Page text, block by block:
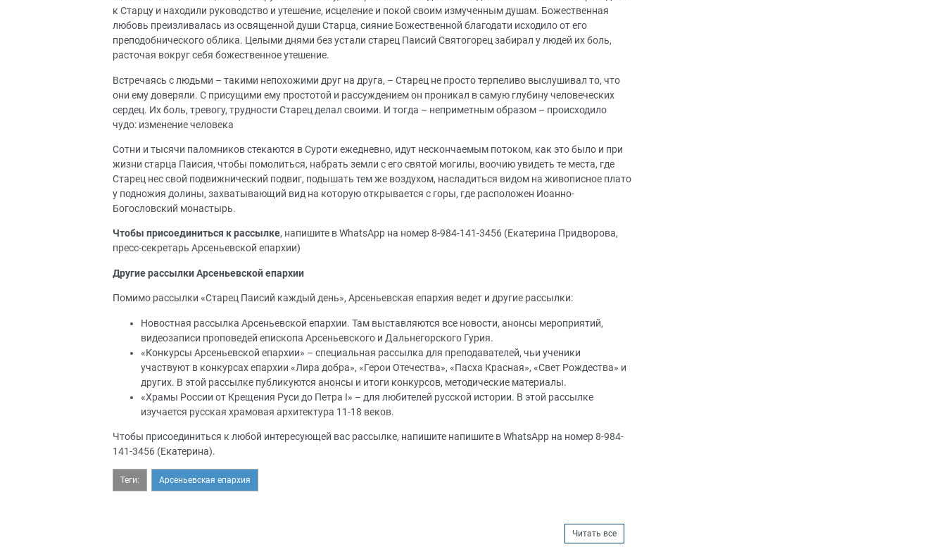
к Старцу и находили руководство и утешение, исцеление и покой своим измученным душам. Божественная
любовь преизливалась из освященной души Старца, сияние Божественной благодати исходило от его
преподобнического облика. Целыми днями без устали старец Паисий Святогорец забирал у людей их боль,
расточая вокруг себя божественное утешение.
Встречаясь с людьми – такими непохожими друг на друга, – Старец не просто терпеливо выслушивал то, что
они ему доверяли. С присущими ему простотой и рассуждением он проникал в самую глубину человеческих
сердец. Их боль, тревогу, трудности Старец делал своими. И тогда – неприметным образом – происходило
чудо: изменение человека
Сотни и тысячи паломников стекаются в Суроти ежедневно, идут нескончаемым потоком, как это было и при
жизни старца Паисия, чтобы помолиться, набрать земли с его святой могилы, воочию увидеть те места, где
Старец нес свой подвижнический подвиг, подышать тем же воздухом, насладиться видом на живописное плато
у подножия долины, захватывающий вид на которую открывается с горы, где расположен Иоанно-
Богословский монастырь.
Чтобы присоединиться к рассылке, напишите в WhatsApp на номер 8-984-141-3456 (Екатерина Придворова,
пресс-секретарь Арсеньевской епархии)
Другие рассылки Арсеньевской епархии
Помимо рассылки «Старец Паисий каждый день», Арсеньевская епархия ведет и другие рассылки:
Новостная рассылка Арсеньевской епархии. Там выставляются все новости, анонсы мероприятий,
видеозаписи проповедей епископа Арсеньевского и Дальнегорского Гурия.
«Конкурсы Арсеньевской епархии» – специальная рассылка для преподавателей, чьи ученики
участвуют в конкурсах епархии «Лира добра», «Герои Отечества», «Пасха Красная», «Свет Рождества» и
других. В этой рассылке публикуются анонсы и итоги конкурсов, методические материалы.
«Храмы России от Крещения Руси до Петра I» – для любителей русской истории. В этой рассылке
изучается русская храмовая архитектура 11-18 веков.
Чтобы присоединиться к любой интересующей вас рассылке, напишите напишите в WhatsApp на номер 8-984-
141-3456 (Екатерина).
Теги: Арсеньевская епархия
Читать все